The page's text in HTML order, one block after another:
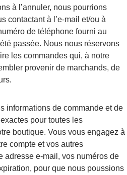
à l’annuler, nous pourrions
contactant à l’e-mail et/ou à
de téléphone fourni au
passée. Nous nous réservons
les commandes qui, à notre
provenir de marchands, de
informations de commande et de
pour toutes les
boutique. Vous vous engagez à
compte et vos autres
adresse e-mail, vos numéros de
pour que nous poussions